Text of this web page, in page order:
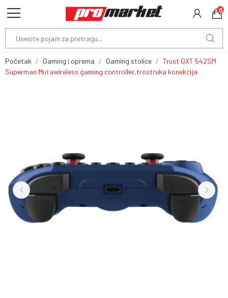
0
Početak Gaming i oprema Gaming stolice
Trust GXT 542SM
Superman Mutawireless gaming controller,trostruka konekcija